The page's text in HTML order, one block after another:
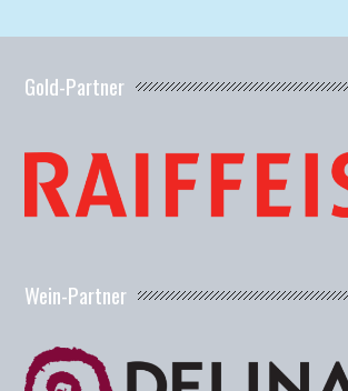
Gold-Partner
Wein-Partner